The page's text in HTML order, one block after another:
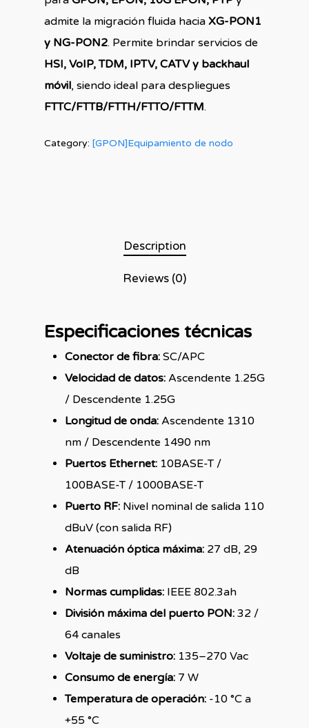
admite la migración fluida hacia XG-PON1
y NG-PON2. Permite brindar servicios de
HSI, VoIP, TDM, IPTV, CATV y backhaul
móvil, siendo ideal para despliegues
FTTC/FTTB/FTTH/FTTO/FTTM.
Category: [GPON]Equipamiento de nodo
Description
Reviews (0)
Especificaciones técnicas
Conector de fibra: SC/APC
Velocidad de datos: Ascendente 1.25G
/ Descendente 1.25G
Longitud de onda: Ascendente 1310
nm / Descendente 1490 nm
Puertos Ethernet: 10BASE-T /
100BASE-T / 1000BASE-T
Puerto RF: Nivel nominal de salida 110
dBuV (con salida RF)
Atenuación óptica máxima: 27 dB, 29
dB
Normas cumplidas: IEEE 802.3ah
División máxima del puerto PON: 32 /
64 canales
Voltaje de suministro: 135–270 Vac
Consumo de energía: 7 W
Temperatura de operación: -10 °C a
+55 °C